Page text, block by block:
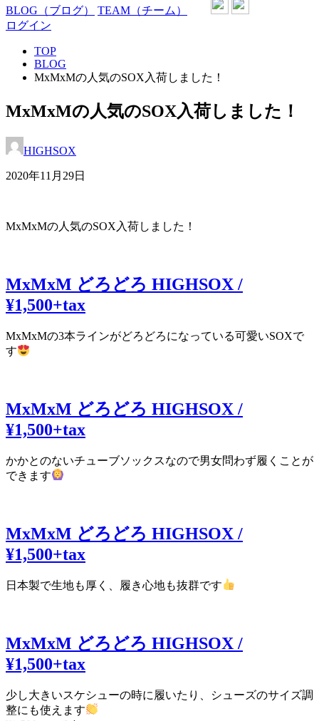
BLOG （ブログ） TEAM （チーム）
ログイン
TOP
BLOG
MxMxMの人気のSOX入荷しました！
MxMxMの人気のSOX入荷しました！
HIGHSOX
2020年11月29日
MxMxMの人気のSOX入荷しました！
MxMxM どろどろ HIGHSOX /
¥1,500+tax
MxMxMの3本ラインがどろどろになっている可愛いSOXで
す
MxMxM どろどろ HIGHSOX /
¥1,500+tax
かかとのないチューブソックスなので男女問わず履くことが
できます
MxMxM どろどろ HIGHSOX /
¥1,500+tax
日本製で生地も厚く、履き心地も抜群です
MxMxM どろどろ HIGHSOX /
¥1,500+tax
少し大きいスケシューの時に履いたり、シューズのサイズ調
整にも使えます